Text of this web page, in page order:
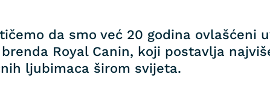
da smo već 20 godina ovlašćeni
Royal Canin, koji postavlja
ljubimaca širom svijeta.